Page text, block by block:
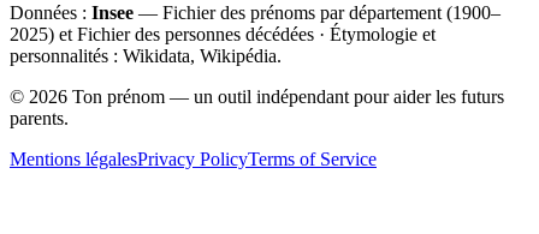
Données : Insee — Fichier des prénoms par département (1900–
2025) et Fichier des personnes décédées · Étymologie et
personnalités : Wikidata, Wikipédia.
© 2026 Ton prénom — un outil indépendant pour aider les futurs
parents.
Mentions légalesPrivacy PolicyTerms of Service